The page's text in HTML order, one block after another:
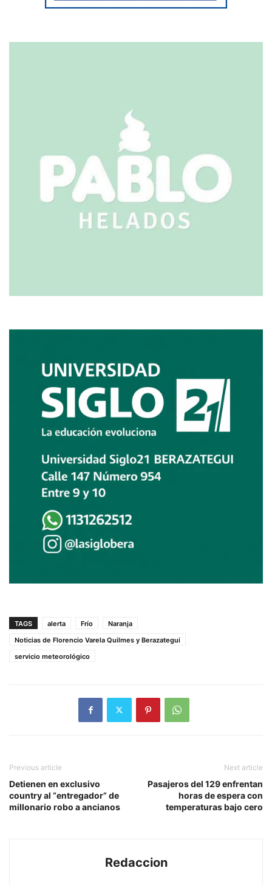
TAGS alerta Frío
Naranja
Noticias de Florencio Varela Quilmes y Berazategui
servicio meteorológico
Previous article
Detienen en exclusivo
country al “entregador” de
millonario robo a ancianos
Next article
Pasajeros del 129 enfrentan
horas de espera con
temperaturas bajo cero
Redaccion